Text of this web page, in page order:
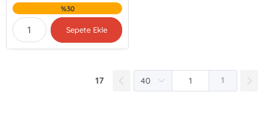
%30
Sepete Ekle
17 1